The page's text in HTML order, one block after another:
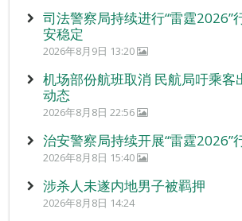
司法警察局持续进行“雷霆2026”
安稳定
2026年8月9日 13:20
机场部份航班取消 民航局吁乘客
动态
2026年8月8日 22:56
治安警察局持续开展“雷霆2026”
2026年8月8日 15:40
涉杀人未遂内地男子被羁押
2026年8月8日 14:24